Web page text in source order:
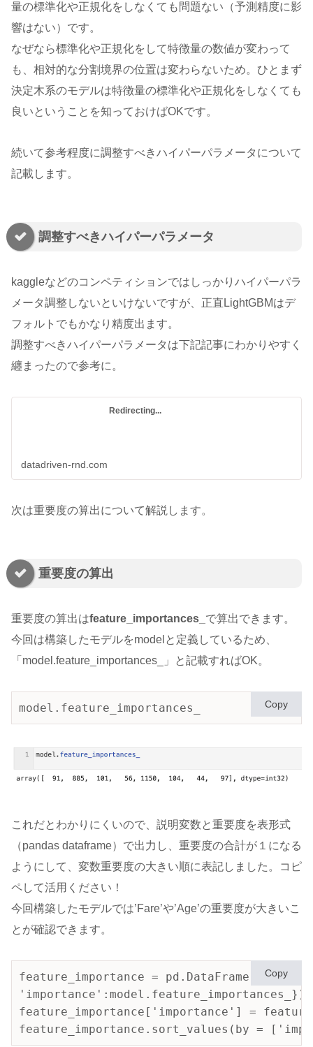
量の標準化や正規化をしなくても問題ない（予測精度に影
響はない）です。
なぜなら標準化や正規化をして特徴量の数値が変わって
も、相対的な分割境界の位置は変わらないため。ひとまず
決定木系のモデルは特徴量の標準化や正規化をしなくても
良いということを知っておけばOKです。
続いて参考程度に調整すべきハイパーパラメータについて
記載します。
調整すべきハイパーパラメータ
kaggleなどのコンペティションではしっかりハイパーパラ
メータ調整しないといけないですが、正直LightGBMはデ
フォルトでもかなり精度出ます。
調整すべきハイパーパラメータは下記記事にわかりやすく
纏まったので参考に。
Redirecting...
datadriven-rnd.com
次は重要度の算出について解説します。
重要度の算出
重要度の算出はfeature_importances_ で算出できます。
今回は構築したモデルをmodelと定義しているため、
「model.feature_importances_」と記載すればOK。
model.feature_importances_ Copy
これだとわかりにくいので、説明変数と重要度を表形式
（pandas dataframe）で出力し、重要度の合計が１になる
ようにして、変数重要度の大きい順に表記しました。コピ
ペして活用ください！
今回構築したモデルでは’Fare’や’Age’の重要度が大きいこ
とが確認できます。
feature_importance =
'importance':model.feature_importances_})
feature_importance['importance'] =
Copy